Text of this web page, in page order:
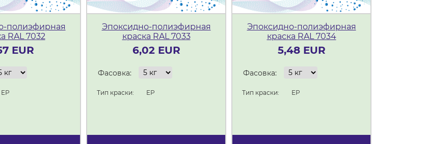
полиэфирная
RAL 7032
EUR
ЕР
Эпоксидно-полиэфирная
краска RAL 7033
6,02 EUR
Фасовка:
Тип краски: ЕР
Эпоксидно-полиэфирная
краска RAL 7034
5,48 EUR
Фасовка:
Тип краски: ЕР